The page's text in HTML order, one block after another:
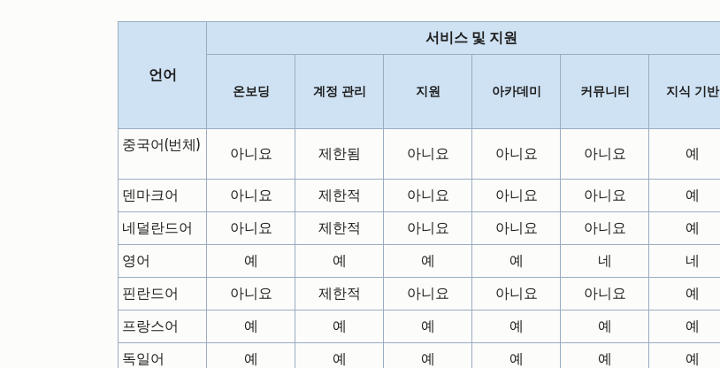
언어
서비스 및 지원
온보딩 계정 관리 지원 아카데미 커뮤니티 지식 기반
중국어(번체)
아니요 제한됨 아니요 아니요 아니요 예
덴마크어 아니요 제한적 아니요 아니요 아니요
예
네덜란드어
아니요 제한적 아니요 아니요 아니요
예
영어
예 예 예 예 네
네
핀란드어
아니요 제한적 아니요 아니요 아니요
예
프랑스어
예 예 예 예 예
예
독일어
예 예 예 예 예
예